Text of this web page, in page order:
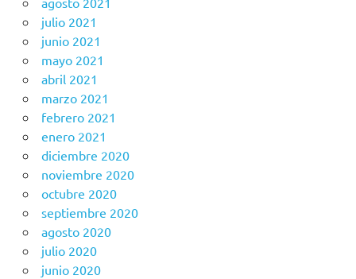
julio 2021
junio 2021
mayo 2021
abril 2021
marzo 2021
febrero 2021
enero 2021
diciembre 2020
noviembre 2020
octubre 2020
septiembre 2020
agosto 2020
julio 2020
junio 2020